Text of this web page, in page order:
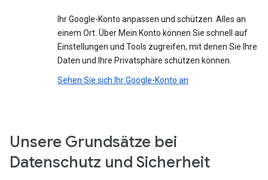
Ihr Google-Konto anpassen und schützen. Alles an
einem Ort. Über Mein Konto können Sie schnell auf
Einstellungen und Tools zugreifen, mit denen Sie Ihre
Daten und Ihre Privatsphäre schützen können.
Sehen Sie sich Ihr Google-Konto an
Unsere Grundsätze bei
Datenschutz und Sicherheit